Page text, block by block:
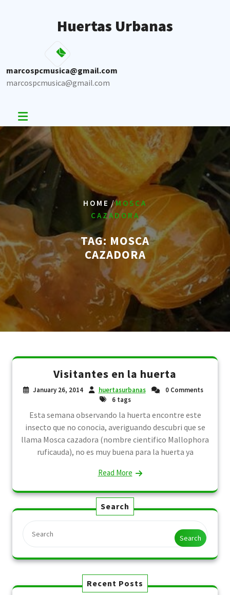
Huertas Urbanas
marcospcmusica@gmail.com
marcospcmusica@gmail.com
HOME /MOSCA
CAZADORA
TAG: MOSCA
CAZADORA
Visitantes en la huerta
January 26, 2014 huertasurbanas
0 Comments
6 tags
Esta semana observando la huerta encontre este
insecto que no conocia, averiguando descubri que se
llama Mosca cazadora (nombre cientifico Mallophora
ruficauda), no es muy buena para la huerta ya
Read More
Search
Search
Recent Posts